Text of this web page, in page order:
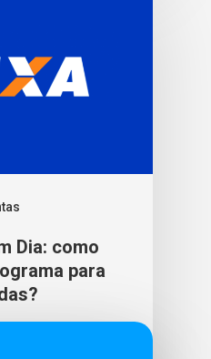
Dia: como
para